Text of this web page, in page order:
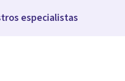
especialistas